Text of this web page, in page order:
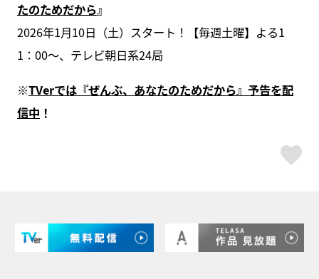
たのためだから』
2026年1月10日（土）スタート！【毎週土曜】よる1
1：00～、テレビ朝日系24局
※TVerでは『ぜんぶ、あなたのためだから』予告を配
信中 ！